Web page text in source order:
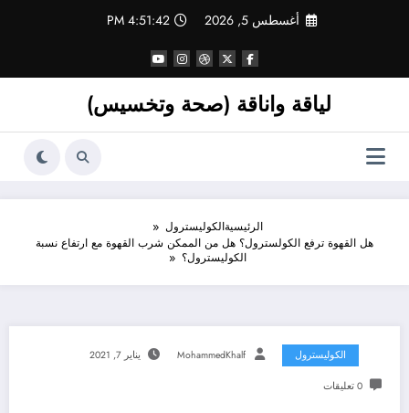
أغسطس 5, 2026 4:51:43 PM
لياقة واناقة (صحة وتخسيس)
الرئيسيةالكوليسترول
هل القهوة ترفع الكولسترول؟ هل من الممكن شرب القهوة مع ارتفاع نسبة
الكوليسترول؟
الكوليسترول MohammedKhalf يناير 7, 2021
0 تعليقات